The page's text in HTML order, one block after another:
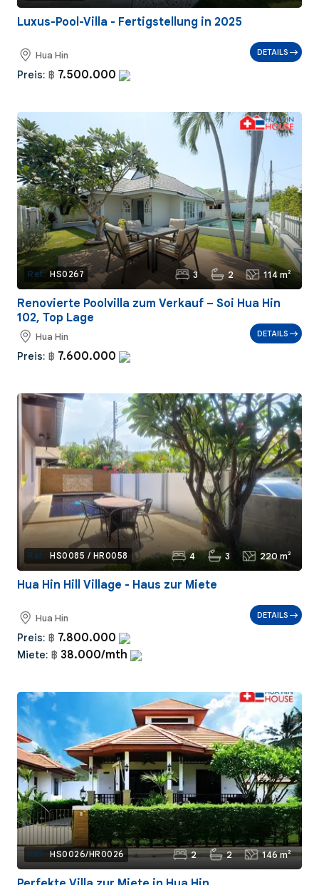
Luxus-Pool-Villa - Fertigstellung in 2025
Hua Hin
Preis: ฿ 7.500.000
DETAILS
Ref.: HS0267 3 2 114 m²
Renovierte Poolvilla zum Verkauf – Soi Hua Hin
102, Top Lage
Hua Hin
Preis: ฿ 7.600.000
DETAILS
Ref.: HS0085 / HR0058 4 3 220 m²
Hua Hin Hill Village - Haus zur Miete
Hua Hin
Preis: ฿ 7.800.000
Miete: ฿ 38.000/mth
DETAILS
Ref.: HS0026/HR0026 2 2 146 m²